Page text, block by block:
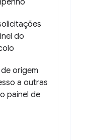
do
origem
a outras
painel de